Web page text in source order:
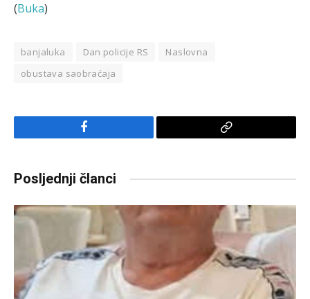
(Buka)
banjaluka Dan policije RS
Naslovna
obustava saobraćaja
Facebook
Copy
Posljednji članci